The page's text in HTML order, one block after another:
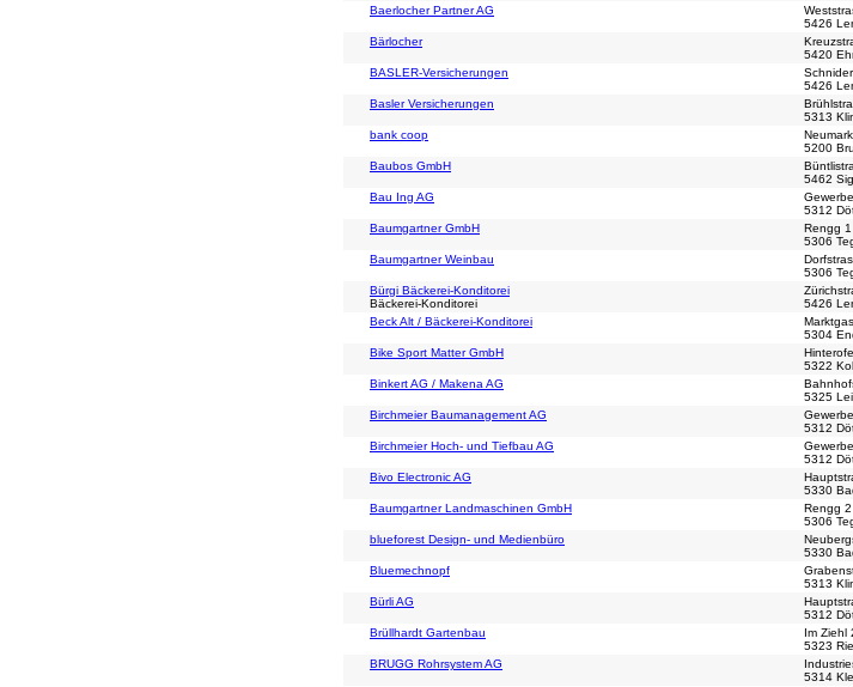
Baerlocher Partner AG
5426
Bärlocher
5420
BASLER-Versicherungen
5426
Basler Versicherungen
5313
bank coop
5200
Baubos GmbH
5462
Bau Ing AG
5312
Baumgartner GmbH
Rengg 1
5306
Baumgartner Weinbau
5306
Bürgi Bäckerei-Konditorei
Bäckerei-Konditorei
5426
Beck Alt / Bäckerei-Konditorei
5304
Bike Sport Matter GmbH
5322
Binkert AG / Makena AG
5325
Birchmeier Baumanagement AG
5312
Birchmeier Hoch- und Tiefbau AG
5312
Bivo Electronic AG
5330
Baumgartner Landmaschinen GmbH
Rengg 2
5306
blueforest Design- und Medienbüro
5330
Bluemechnopf
5313
Bürli AG
5312
Brüllhardt Gartenbau
Im Ziehl
5323
BRUGG Rohrsystem AG
5314